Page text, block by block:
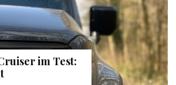
im Test: